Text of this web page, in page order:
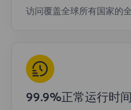
访问覆盖全球所有国家的
99.9%正常运行时间